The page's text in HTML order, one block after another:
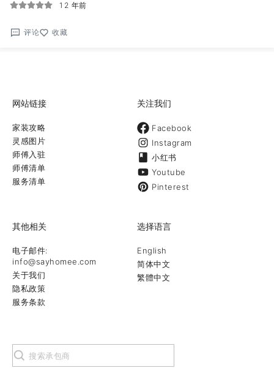
12 年前
评论 收藏
网站链接
家装攻略
灵感图片
师傅入驻
师傅清单
服务清单
关注我们
Facebook
Instagram
小红书
Youtube
Pinterest
其他相关
电子邮件:
info@sayhomee.com
关于我们
隐私政策
服务条款
选择语言
English
简体中文
繁體中文